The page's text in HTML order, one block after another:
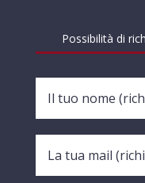
Possibilità di